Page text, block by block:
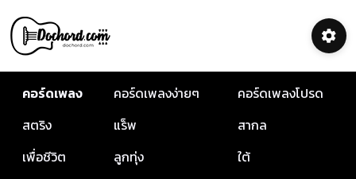
คอร์ดเพลง คอร์ดเพลงง่ายๆ
คอร์ดเพลงโปรด
สตริง
แร็พ
สากล
เพื่อชีวิต
ลูกทุ่ง
ใต้